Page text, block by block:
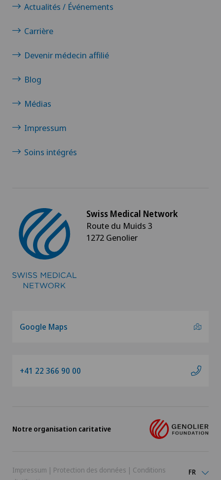
Actualités / Événements
Carrière
Devenir médecin affilié
Blog
Médias
Impressum
Soins intégrés
Swiss Medical Network
Route du Muids 3
1272 Genolier
Google Maps
+41 22 366 90 00
Notre organisation caritative
Impressum | Protection des données | Conditions
FR